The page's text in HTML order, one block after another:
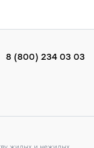
8 (800) 234 03 03